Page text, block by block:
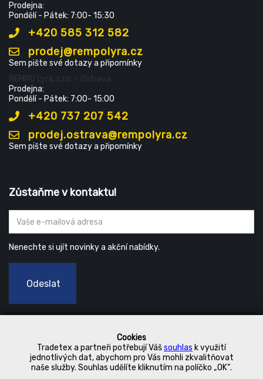
Cookies
Tradetex a partneři potřebují Vášsouhlas k využití
jednotlivých dat, abychom pro Vás mohli zkvalitňovat
naše služby. Souhlas udělíte kliknutím na políčko „OK“.
Prodejna:
Pondělí - Pátek: 7:00- 15:30
+420 585 312 582
prodej@rempolyra.cz
Sem pište své dotazy a připomínky
ŘEMPO Lyra, s.r.o. - Ostrava
Prodejna:
Pondělí - Pátek: 7:00- 15:00
+420 737 207 542
prodej.ostrava@rempolyra.cz
Sem pište své dotazy a připomínky
Zůstaňme v kontaktu!
Nenechte si ujít novinky a akční nabídky.
Odeslat